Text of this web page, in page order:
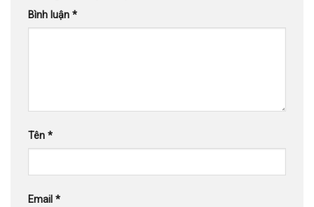
Bình luận *
Tên *
Email *